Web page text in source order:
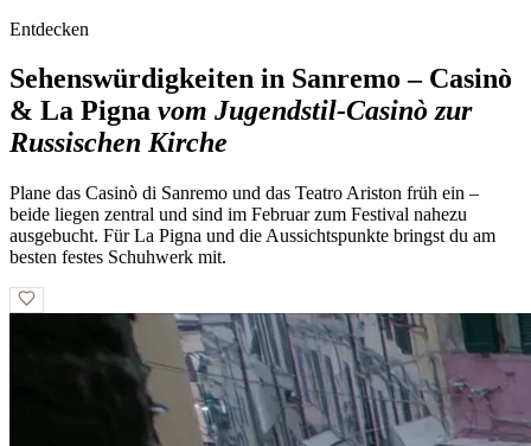
Entdecken
Sehenswürdigkeiten in Sanremo – Casinò
& La Pigna vom Jugendstil-Casinò zur
Russischen Kirche
Plane das Casinò di Sanremo und das Teatro Ariston früh ein –
beide liegen zentral und sind im Februar zum Festival nahezu
ausgebucht. Für La Pigna und die Aussichtspunkte bringst du am
besten festes Schuhwerk mit.